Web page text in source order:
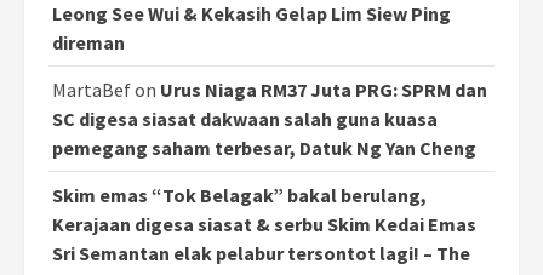
Leong See Wui & Kekasih Gelap Lim Siew Ping
direman
MartaBefon Urus Niaga RM37 Juta PRG: SPRM dan
SC digesa siasat dakwaan salah guna kuasa
pemegang saham terbesar, Datuk Ng Yan Cheng
Skim emas “Tok Belagak” bakal berulang,
Kerajaan digesa siasat & serbu Skim Kedai Emas
Sri Semantan elak pelabur tersontot lagi! – The